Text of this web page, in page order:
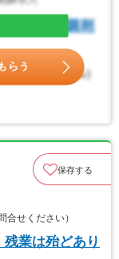
保存する
せください）
業は殆どあり